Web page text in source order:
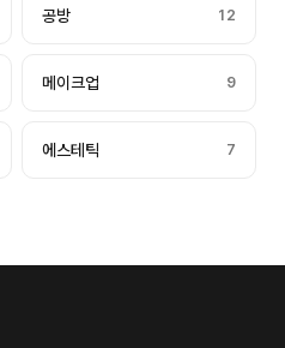
공방 12
메이크업 9
에스테틱 7